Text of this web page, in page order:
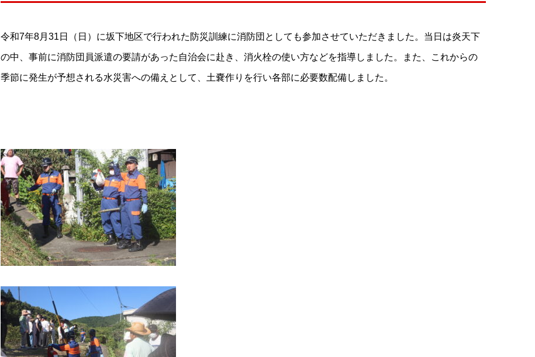
令和7年8月31日（日）に坂下地区で行われた防災訓練に消防団としても参加させていただきました。当日は炎天下
の中、事前に消防団員派遣の要請があった自治会に赴き、消火栓の使い方などを指導しました。また、これからの
季節に発生が予想される水災害への備えとして、土嚢作りを行い各部に必要数配備しました。